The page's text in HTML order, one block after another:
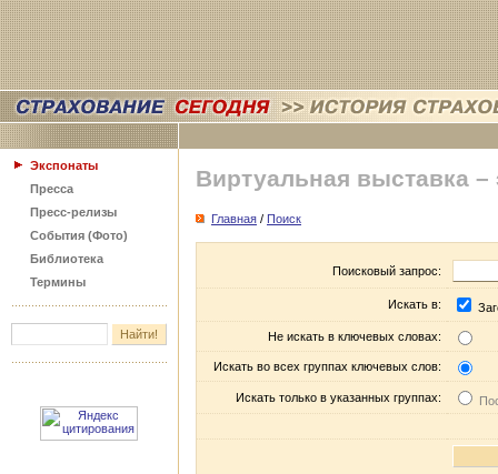
Экспонаты
Пресса
Пресс-релизы
События (Фото)
Библиотека
Термины
Виртуальная выставка –
Главная / Поиск
Поисковый запрос:
Искать в:
Не искать в ключевых словах:
Искать во всех группах ключевых слов:
Искать только в указанных группах: